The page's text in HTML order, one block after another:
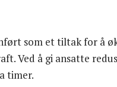
som et tiltak for å
Ved å gi ansatte
timer.